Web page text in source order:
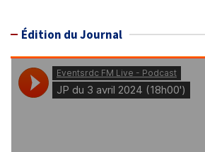
Édition du Journal